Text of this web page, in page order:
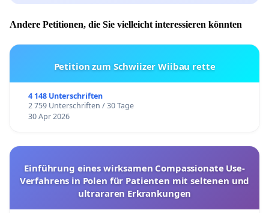
Andere Petitionen, die Sie vielleicht interessieren könnten
Petition zum Schwiizer Wiibau rette
4 148 Unterschriften
2 759 Unterschriften / 30 Tage
30 Apr 2026
Einführung eines wirksamen Compassionate Use-
Verfahrens in Polen für Patienten mit seltenen und
ultrararen Erkrankungen